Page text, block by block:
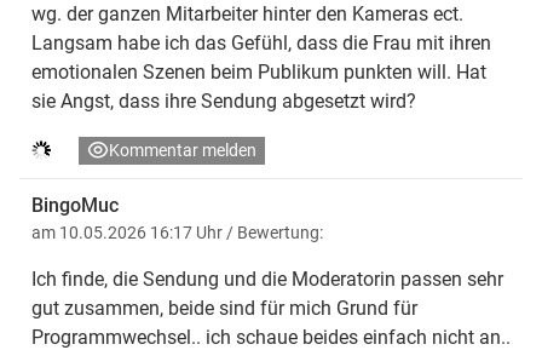
wg. der ganzen Mitarbeiter hinter den Kameras ect.
Langsam habe ich das Gefühl, dass die Frau mit ihren
emotionalen Szenen beim Publikum punkten will. Hat
sie Angst, dass ihre Sendung abgesetzt wird?
Kommentar melden
BingoMuc
am 10.05.2026 16:17 Uhr / Bewertung:
Ich finde, die Sendung und die Moderatorin passen sehr
gut zusammen, beide sind für mich Grund für
Programmwechsel.. ich schaue beides einfach nicht an..